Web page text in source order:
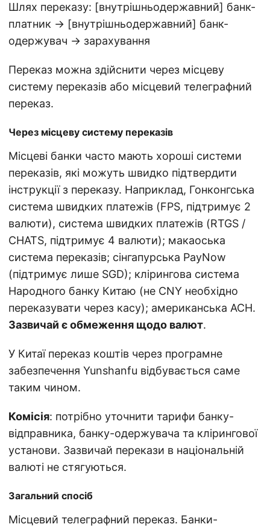
Шлях переказу: [внутрішньодержавний] банк-
платник → [внутрішньодержавний] банк-
одержувач → зарахування
Переказ можна здійснити через місцеву
систему переказів або місцевий телеграфний
переказ.
Через місцеву систему переказів
Місцеві банки часто мають хороші системи
переказів, які можуть швидко підтвердити
інструкції з переказу. Наприклад, Гонконгська
система швидких платежів (FPS, підтримує 2
валюти), система швидких платежів (RTGS /
CHATS, підтримує 4 валюти); макаоська
система переказів; сінгапурська PayNow
(підтримує лише SGD); клірингова система
Народного банку Китаю (не CNY необхідно
переказувати через касу); американська ACH.
Зазвичай є обмеження щодо валют.
У Китаї переказ коштів через програмне
забезпечення Yunshanfu відбувається саме
таким чином.
Комісія: потрібно уточнити тарифи банку-
відправника, банку-одержувача та клірингової
установи. Зазвичай перекази в національній
валюті не стягуються.
Загальний спосіб
Місцевий телеграфний переказ. Банки-